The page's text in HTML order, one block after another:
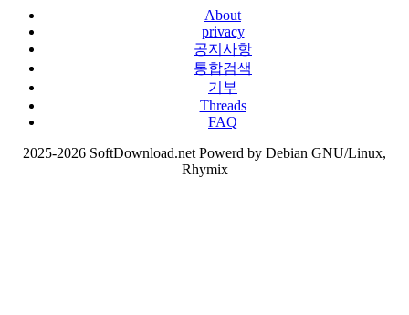
About
privacy
공지사항
통합검색
기부
Threads
FAQ
2025-2026 SoftDownload.net Powerd by Debian GNU/Linux,
Rhymix